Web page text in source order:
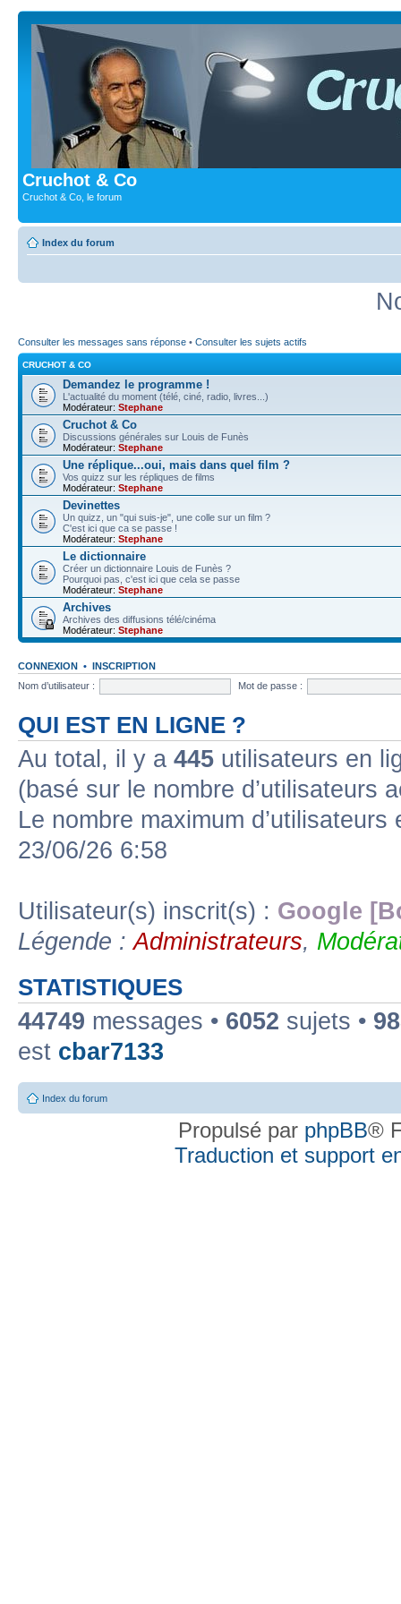
Cruchot & Co
Cruchot & Co, le forum
Index du forum
Consulter les messages sans réponse • Consulter les sujets actifs
CRUCHOT & CO
Demandez le programme !
L'actualité du moment (télé, ciné, radio, livres...)
Modérateur: Stephane
Cruchot & Co
Discussions générales sur Louis de Funès
Modérateur: Stephane
Une réplique...oui, mais dans quel film ?
Vos quizz sur les répliques de films
Modérateur: Stephane
Devinettes
Un quizz, un "qui suis-je", une colle sur un film ?
C'est ici que ca se passe !
Modérateur: Stephane
Le dictionnaire
Créer un dictionnaire Louis de Funès ?
Pourquoi pas, c'est ici que cela se passe
Modérateur: Stephane
Archives
Archives des diffusions télé/cinéma
Modérateur: Stephane
CONNEXION • INSCRIPTION
Nom d’utilisateur :
Mot de passe :
QUI EST EN LIGNE ?
Au total, il y a 445 utilisateurs en
(basé sur le nombre d’utilisateurs
Le nombre maximum
23/06/26 6:58
Utilisateur(s) inscrit(s) : Google
Légende :Administrateurs,
STATISTIQUES
44749 messages • 6052 sujets •
est cbar7133
Index du forum
Propulsé par phpBB®
Traduction et support